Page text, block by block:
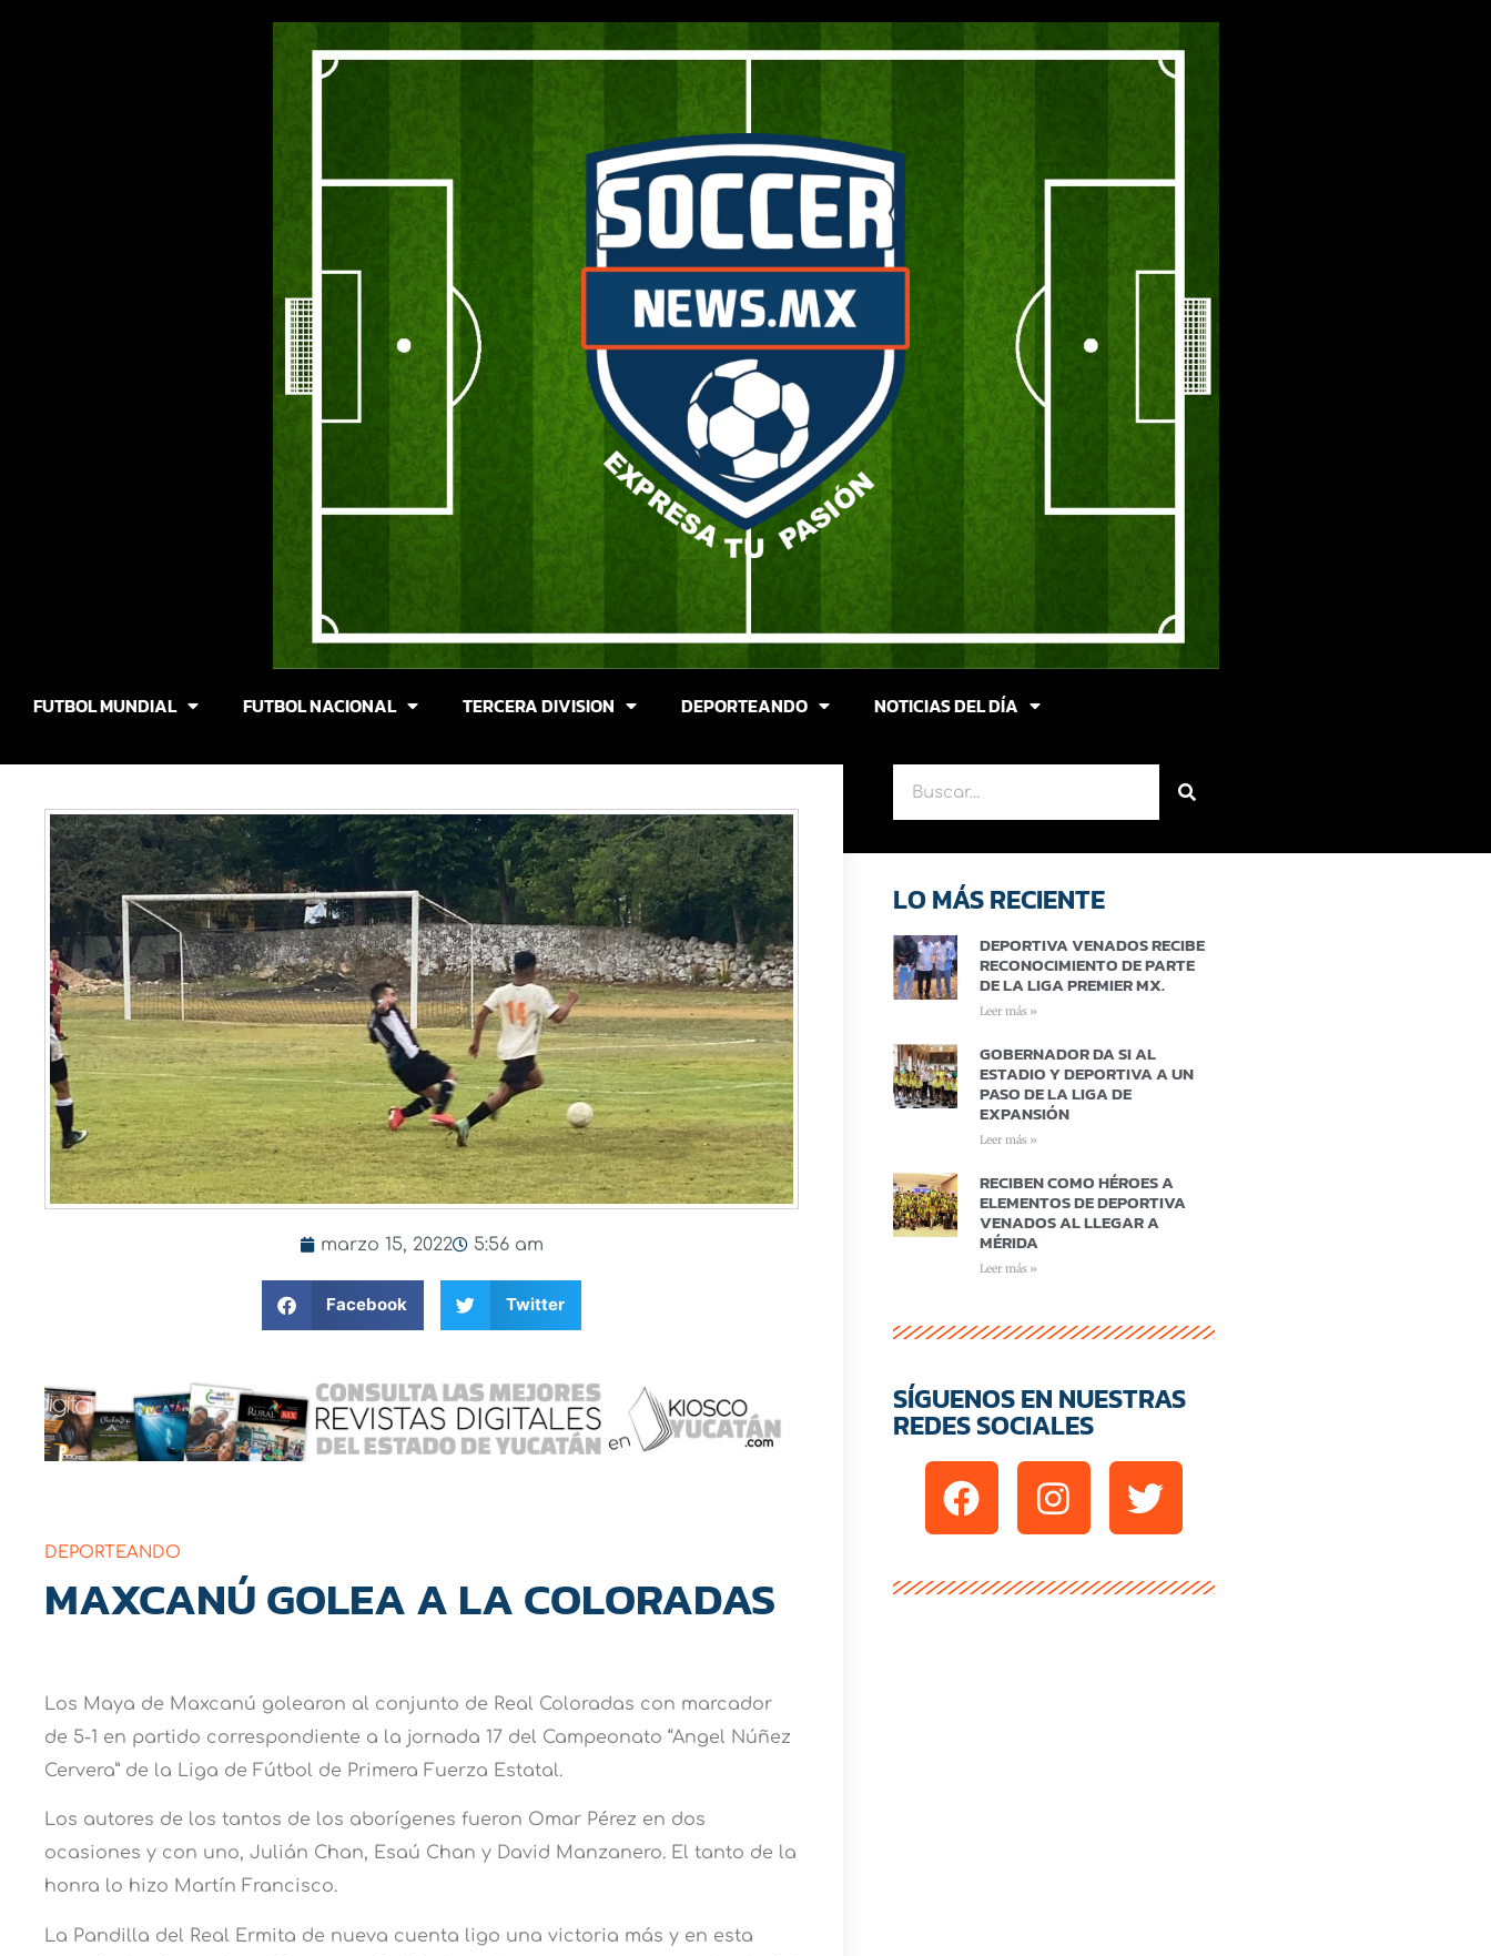
FUTBOL MUNDIAL FUTBOL NACIONAL TERCERA DIVISION DEPORTEANDO NOTICIAS DEL DÍA
marzo 15, 2022 5:56 am
Facebook Twitter
DEPORTEANDO
MAXCANÚ GOLEA A LA COLORADAS
Los Maya de Maxcanú golearon al conjunto de Real Coloradas con marcador
de 5-1 en partido correspondiente a la jornada 17 del Campeonato “Angel Núñez
Cervera” de la Liga de Fútbol de Primera Fuerza Estatal.
Los autores de los tantos de los aborígenes fueron Omar Pérez en dos
ocasiones y con uno, Julián Chan, Esaú Chan y David Manzanero. El tanto de la
honra lo hizo Martín Francisco.
La Pandilla del Real Ermita de nueva cuenta ligo una victoria más y en esta
LO MÁS RECIENTE
DEPORTIVA VENADOS RECIBE
RECONOCIMIENTO DE PARTE
DE LA LIGA PREMIER MX.
Leer más »
GOBERNADOR DA SI AL
ESTADIO Y DEPORTIVA A UN
PASO DE LA LIGA DE
EXPANSIÓN
Leer más »
RECIBEN COMO HÉROES A
ELEMENTOS DE DEPORTIVA
VENADOS AL LLEGAR A
MÉRIDA
Leer más »
SÍGUENOS EN NUESTRAS
REDES SOCIALES